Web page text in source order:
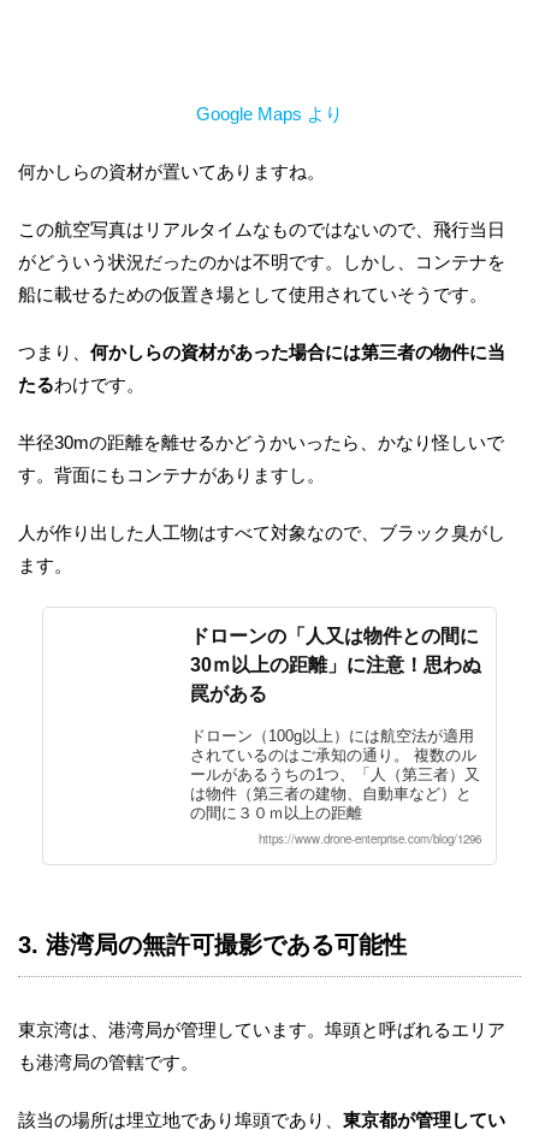
Google Maps より
何かしらの資材が置いてありますね。
この航空写真はリアルタイムなものではないので、飛行当日
がどういう状況だったのかは不明です。しかし、コンテナを
船に載せるための仮置き場として使用されていそうです。
つまり、 何かしらの資材があった場合には第三者の物件に当
たるわけです。
半径30mの距離を離せるかどうかいったら、かなり怪しいで
す。背面にもコンテナがありますし。
人が作り出した人工物はすべて対象なので、ブラック臭がし
ます。
ドローンの「人又は物件との間に
30ｍ以上の距離」に注意！思わぬ
罠がある
ドローン（100g以上）には航空法が適用
されているのはご承知の通り。 複数のル
ールがあるうちの1つ、「人（第三者）又
は物件（第三者の建物、自動車など）と
の間に３０ｍ以上の距離
https://www.drone-enterprise.com/blog/1296
3. 港湾局の無許可撮影である可能性
東京湾は、港湾局が管理しています。埠頭と呼ばれるエリア
も港湾局の管轄です。
該当の場所は埋立地であり埠頭であり、 東京都が管理してい